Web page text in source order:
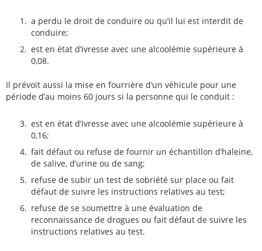
a perdu le droit de conduire ou qu’il lui est interdit de
conduire;
est en état d’ivresse avec une alcoolémie supérieure à
0,08.
Il prévoit aussi la mise en fourrière d’un véhicule pour une
période d’au moins 60 jours si la personne qui le conduit :
est en état d’ivresse avec une alcoolémie supérieure à
0,16;
fait défaut ou refuse de fournir un échantillon d’haleine,
de salive, d’urine ou de sang;
refuse de subir un test de sobriété sur place ou fait
défaut de suivre les instructions relatives au test;
refuse de se soumettre à une évaluation de
reconnaissance de drogues ou fait défaut de suivre les
instructions relatives au test.